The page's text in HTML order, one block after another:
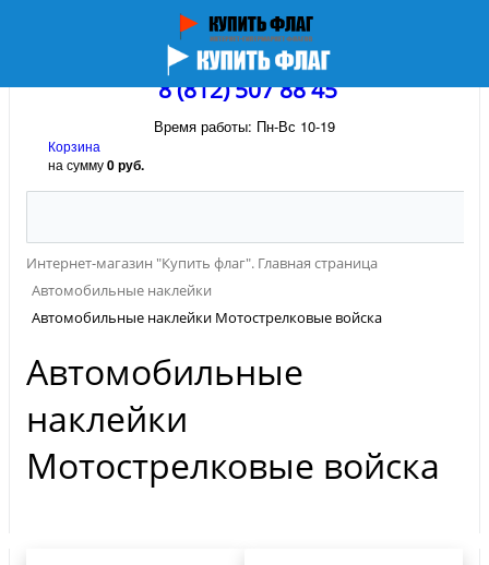
8 (812) 507 88 45
Время работы: Пн-Вс 10-19
Корзина
на сумму0 руб.
Интернет-магазин "Купить флаг". Главная страница
Автомобильные наклейки
Автомобильные наклейки Мотострелковые войска
Автомобильные
наклейки
Мотострелковые войска